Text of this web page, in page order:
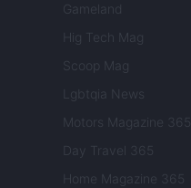
Gameland
Hig Tech Mag
Scoop Mag
Lgbtqia News
Motors Magazine 365
Day Travel 365
Home Magazine 365